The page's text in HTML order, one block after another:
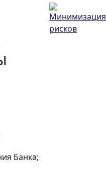
Банка;